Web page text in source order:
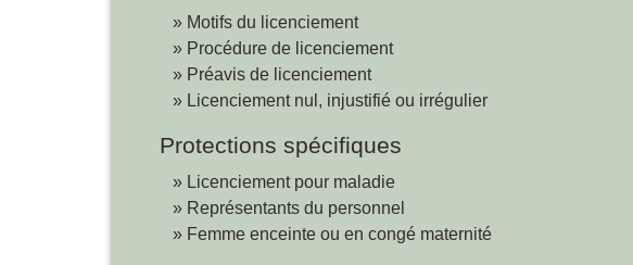
Motifs du licenciement
Procédure de licenciement
Préavis de licenciement
Licenciement nul, injustifié ou irrégulier
Protections spécifiques
Licenciement pour maladie
Représentants du personnel
Femme enceinte ou en congé maternité